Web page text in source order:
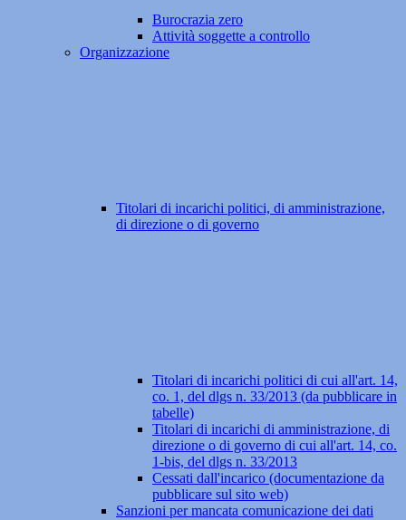
Burocrazia zero
Attività soggette a controllo
Organizzazione
Titolari di incarichi politici, di amministrazione,
di direzione o di governo
Titolari di incarichi politici di cui all'art. 14,
co. 1, del dlgs n. 33/2013 (da pubblicare in
tabelle)
Titolari di incarichi di amministrazione, di
direzione o di governo di cui all'art. 14, co.
1-bis, del dlgs n. 33/2013
Cessati dall'incarico (documentazione da
pubblicare sul sito web)
Sanzioni per mancata comunicazione dei dati